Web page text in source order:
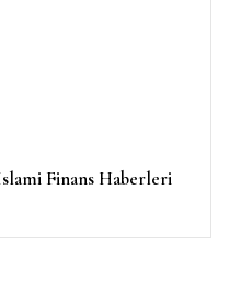
Finans Haberleri